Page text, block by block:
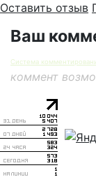
Оставить отзыв
Ваш
Система
коммент